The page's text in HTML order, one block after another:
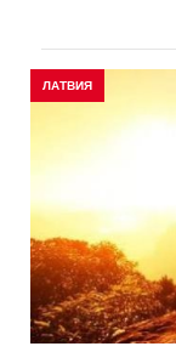
ЛАТВИЯ